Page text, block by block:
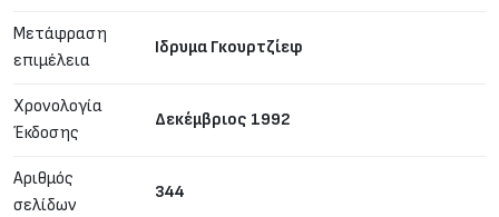
Μετάφραση
επιμέλεια
Ιδρυμα Γκουρτζίεφ
Χρονολογία
Έκδοσης
Δεκέμβριος 1992
Αριθμός
σελίδων
344